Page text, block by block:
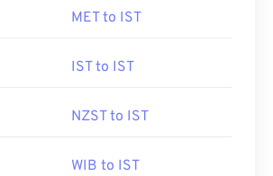
MET to IST
IST to IST
NZST to IST
WIB to IST